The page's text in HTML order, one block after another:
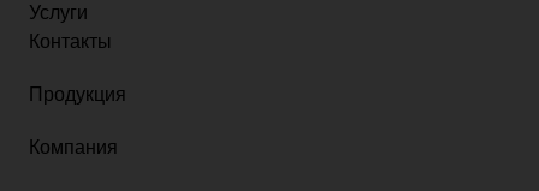
Услуги
Контакты
Продукция
Компания